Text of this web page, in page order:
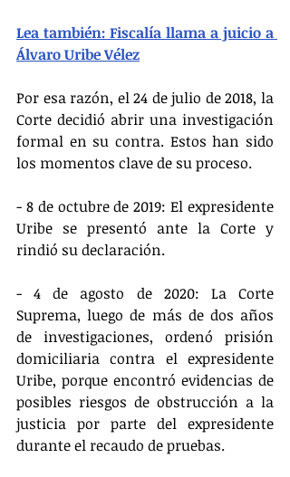
Lea también: Fiscalía llama a juicio a
Álvaro Uribe Vélez
Por esa razón, el 24 de julio de 2018, la
Corte decidió abrir una investigación
formal en su contra. Estos han sido
los momentos clave de su proceso.
- 8 de octubre de 2019: El expresidente
Uribe se presentó ante la Corte y
rindió su declaración.
- 4 de agosto de 2020: La Corte
Suprema, luego de más de dos años
de investigaciones, ordenó prisión
domiciliaria contra el expresidente
Uribe, porque encontró evidencias de
posibles riesgos de obstrucción a la
justicia por parte del expresidente
durante el recaudo de pruebas.